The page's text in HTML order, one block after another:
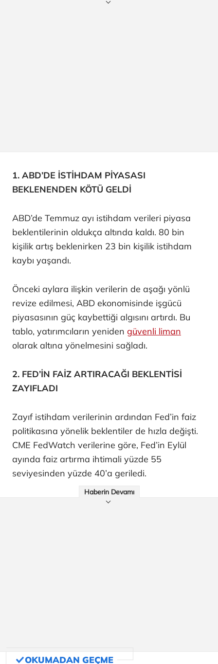
1. ABD’DE İSTİHDAM PİYASASI
BEKLENENDEN KÖTÜ GELDİ
ABD’de Temmuz ayı istihdam verileri piyasa
beklentilerinin oldukça altında kaldı. 80 bin
kişilik artış beklenirken 23 bin kişilik istihdam
kaybı yaşandı.
Önceki aylara ilişkin verilerin de aşağı yönlü
revize edilmesi, ABD ekonomisinde işgücü
piyasasının güç kaybettiği algısını artırdı. Bu
tablo, yatırımcıların yeniden güvenli liman
olarak altına yönelmesini sağladı.
2. FED’İN FAİZ ARTIRACAĞI BEKLENTİSİ
ZAYIFLADI
Zayıf istihdam verilerinin ardından Fed’in faiz
politikasına yönelik beklentiler de hızla değişti.
CME FedWatch verilerine göre, Fed’in Eylül
ayında faiz artırma ihtimali yüzde 55
seviyesinden yüzde 40’a geriledi.
Haberin Devamı